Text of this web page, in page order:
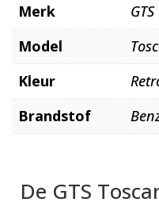
Merk
Model
Kleur
Brandstof
De GTS